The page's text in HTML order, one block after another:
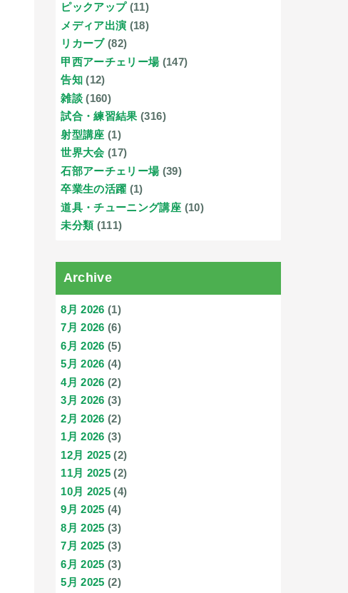
ピックアップ (11)
メディア出演 (18)
リカーブ (82)
甲西アーチェリー場 (147)
告知 (12)
雑談 (160)
試合・練習結果 (316)
射型講座 (1)
世界大会 (17)
石部アーチェリー場 (39)
卒業生の活躍 (1)
道具・チューニング講座 (10)
未分類 (111)
Archive
8月 2026 (1)
7月 2026 (6)
6月 2026 (5)
5月 2026 (4)
4月 2026 (2)
3月 2026 (3)
2月 2026 (2)
1月 2026 (3)
12月 2025 (2)
11月 2025 (2)
10月 2025 (4)
9月 2025 (4)
8月 2025 (3)
7月 2025 (3)
6月 2025 (3)
5月 2025 (2)